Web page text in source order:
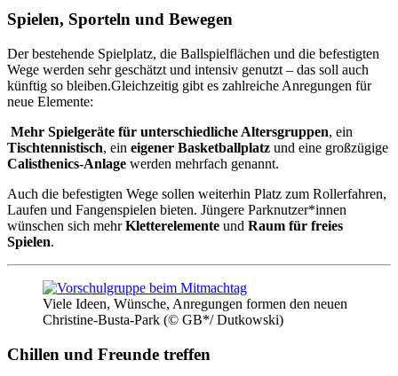
Spielen, Sporteln und Bewegen
Der bestehende Spielplatz, die Ballspielflächen und die befestigten
Wege werden sehr geschätzt und intensiv genutzt – das soll auch
künftig so bleiben.Gleichzeitig gibt es zahlreiche Anregungen für
neue Elemente:
Mehr Spielgeräte für unterschiedliche Altersgruppen, ein
Tischtennistisch, ein eigener Basketballplatz und eine großzügige
Calisthenics-Anlage werden mehrfach genannt.
Auch die befestigten Wege sollen weiterhin Platz zum Rollerfahren,
Laufen und Fangenspielen bieten. Jüngere Parknutzer*innen
wünschen sich mehrKletterelemente und Raum für freies
Spielen.
Viele Ideen, Wünsche, Anregungen formen den neuen
Christine-Busta-Park (© GB*/ Dutkowski)
Chillen und Freunde treffen